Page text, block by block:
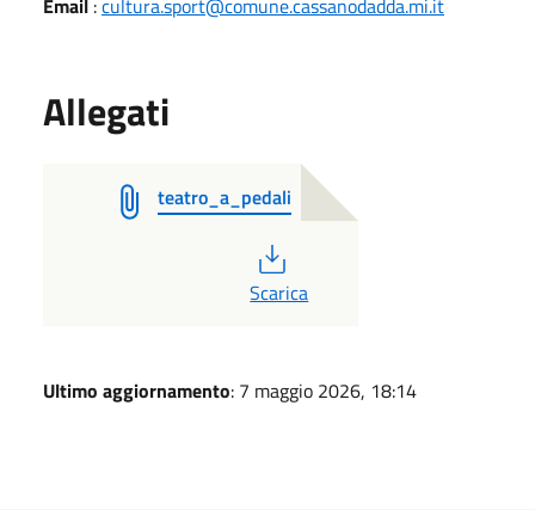
Allegati
teatro_a_pedali
PDF
Scarica
Ultimo aggiornamento: 7 maggio 2026, 18:14